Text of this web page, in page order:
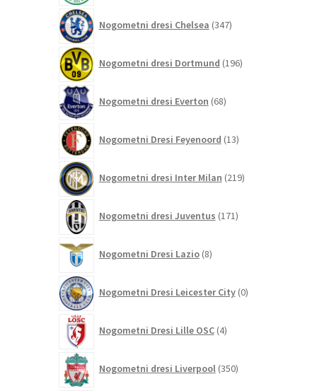
Nogometni dresi Chelsea 347izdelkov
Nogometni dresi Dortmund 196izdelkov
Nogometni dresi Everton 68izdelkov
Nogometni Dresi Feyenoord 13izdelkov
Nogometni dresi Inter Milan 219izdelkov
Nogometni dresi Juventus 171izdelkov
Nogometni Dresi Lazio 8izdelkov
Nogometni Dresi Leicester City 0izdelkov
Nogometni Dresi Lille OSC 4izdelki
Nogometni dresi Liverpool 350izdelkov